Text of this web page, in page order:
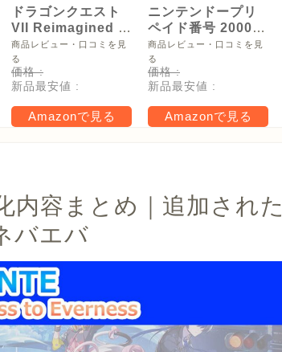
ドラゴンクエスト
VII Reimagined -
Switch2
商品レビュー・口コミを見
る
価格 :
新品最安値 :
Amazonで見る
ニンテンドープリ
ペイド番号 2000
円|オンラインコー
ド版
商品レビュー・口コミを見
る
価格 :
新品最安値 :
Amazonで見る
内容まとめ｜追加された
バエバ